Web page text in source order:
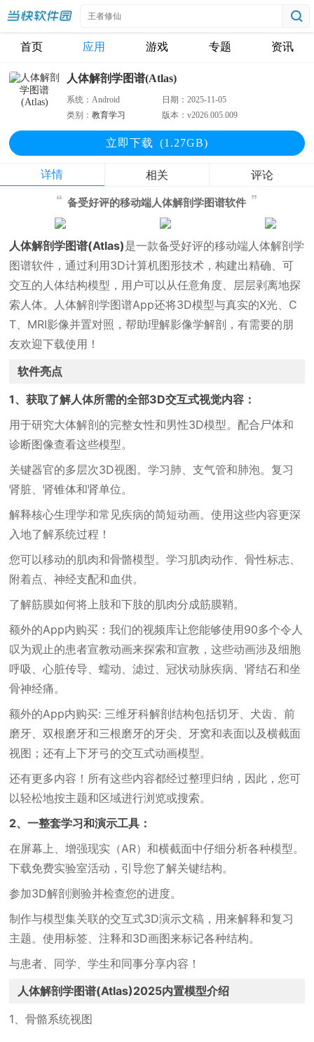
首页 应用 游戏 专题 资讯
人体解剖学图谱(Atlas)
系统：Android 日期：2025-11-05
类别：教育学习 版本：v2026.005.009
立即下载 (1.27GB)
详情 相关 评论
备受好评的移动端人体解剖学图谱软件
人体解剖学图谱(Atlas)是一款备受好评的移动端人体解剖学
图谱软件，通过利用3D计算机图形技术，构建出精确、可
交互的人体结构模型，用户可以从任意角度、层层剥离地探
索人体。人体解剖学图谱App还将3D模型与真实的X光、C
T、MRI影像并置对照，帮助理解影像学解剖，有需要的朋
友欢迎下载使用！
软件亮点
1、获取了解人体所需的全部3D交互式视觉内容：
用于研究大体解剖的完整女性和男性3D模型。配合尸体和
诊断图像查看这些模型。
关键器官的多层次3D视图。学习肺、支气管和肺泡。复习
肾脏、肾锥体和肾单位。
解释核心生理学和常见疾病的简短动画。使用这些内容更深
入地了解系统过程！
您可以移动的肌肉和骨骼模型。学习肌肉动作、骨性标志、
附着点、神经支配和血供。
了解筋膜如何将上肢和下肢的肌肉分成筋膜鞘。
额外的App内购买：我们的视频库让您能够使用90多个令人
叹为观止的患者宣教动画来探索和宣教，这些动画涉及细胞
呼吸、心脏传导、蠕动、滤过、冠状动脉疾病、肾结石和坐
骨神经痛。
额外的App内购买: 三维牙科解剖结构包括切牙、犬齿、前
磨牙、双根磨牙和三根磨牙的牙尖、牙窝和表面以及横截面
视图；还有上下牙弓的交互式动画模型。
还有更多内容！所有这些内容都经过整理归纳，因此，您可
以轻松地按主题和区域进行浏览或搜索。
2、一整套学习和演示工具：
在屏幕上、增强现实（AR）和横截面中仔细分析各种模型。
下载免费实验室活动，引导您了解关键结构。
参加3D解剖测验并检查您的进度。
制作与模型集关联的交互式3D演示文稿，用来解释和复习
主题。使用标签、注释和3D画图来标记各种结构。
与患者、同学、学生和同事分享内容！
人体解剖学图谱(Atlas)2025内置模型介绍
1、骨骼系统视图